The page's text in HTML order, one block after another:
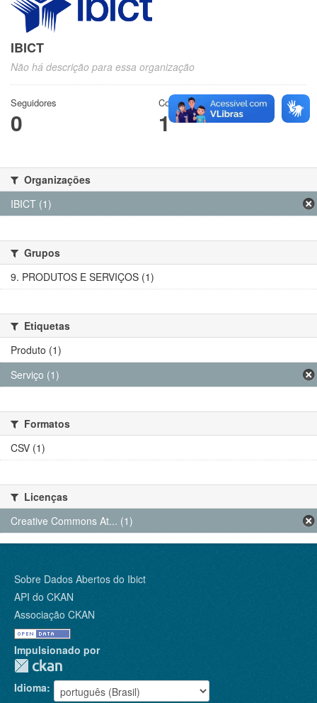
IBICT
Não há descrição para essa organização
Seguidores
0
Conjuntos de dados
1
Organizações
IBICT (1)
Grupos
9. PRODUTOS E SERVIÇOS (1)
Etiquetas
Produto (1)
Serviço (1)
Formatos
CSV (1)
Licenças
Creative Commons At... (1)
Sobre Dados Abertos do Ibict
API do CKAN
Associação CKAN
Impulsionado por
Idioma